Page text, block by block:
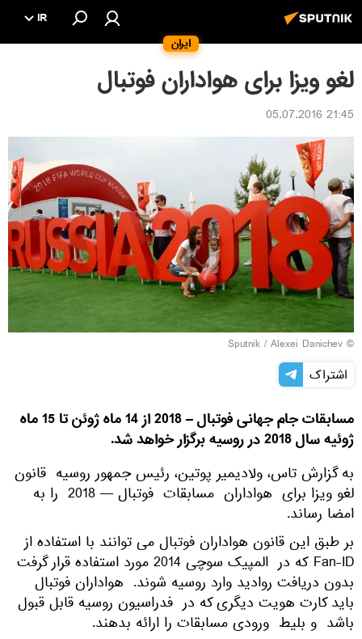
ایران
IR
لغو ویزا برای هواداران فوتبال
21:45 05.07.2016
© Sputnik / Alexei Danichev
اشتراک
مسابقات جام جهانی فوتبال – 2018 از 14 ماه ژوئن تا 15 ماه
ژوئیه سال 2018 در روسیه برگزار خواهد شد.
به گزارش تاس، ولادیمیر پوتین، رئیس جمهور روسیه قانون
لغو ویزا برای هواداران مسابقات فوتبال — 2018 را به
امضا رساند.
بر طبق این قانون هواداران فوتبال می توانند با استفاده از
Fan-ID که در المپیک سوچی 2014 مورد استفاده قرار گرفت
بدون دریافت روادید وارد روسیه شوند. هواداران فوتبال
باید کارت هویت دیگری که در فدراسیون روسیه قابل قبول
باشد و بلیط ورودی مسابقات را ارائه بدهند.